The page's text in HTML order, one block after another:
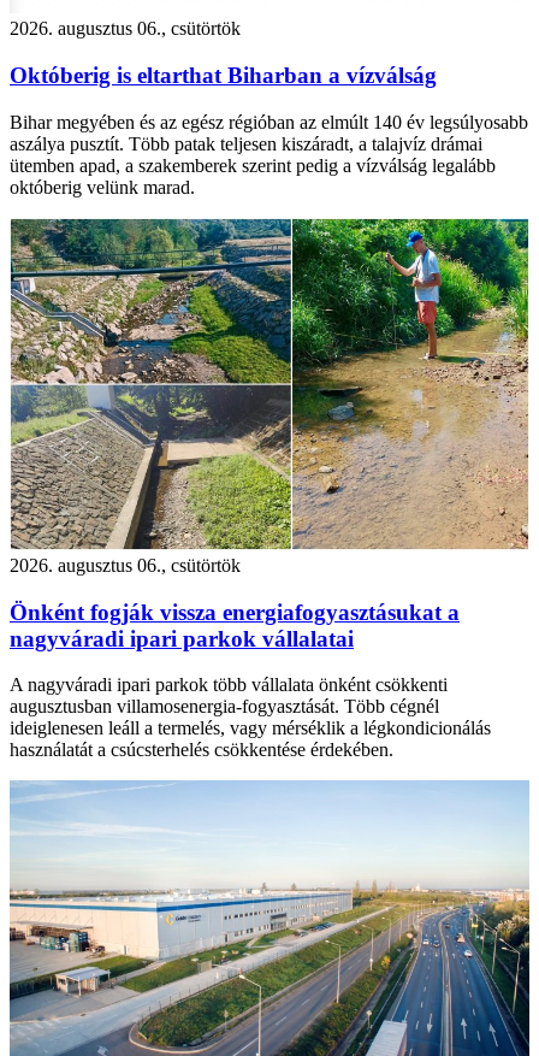
2026. augusztus 06., csütörtök
Októberig is eltarthat Biharban a vízválság
Bihar megyében és az egész régióban az elmúlt 140 év legsúlyosabb
aszálya pusztít. Több patak teljesen kiszáradt, a talajvíz drámai
ütemben apad, a szakemberek szerint pedig a vízválság legalább
októberig velünk marad.
2026. augusztus 06., csütörtök
Önként fogják vissza energiafogyasztásukat a
nagyváradi ipari parkok vállalatai
A nagyváradi ipari parkok több vállalata önként csökkenti
augusztusban villamosenergia-fogyasztását. Több cégnél
ideiglenesen leáll a termelés, vagy mérséklik a légkondicionálás
használatát a csúcsterhelés csökkentése érdekében.